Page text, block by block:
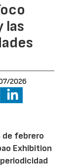
las
2026
de febrero
Exhibition